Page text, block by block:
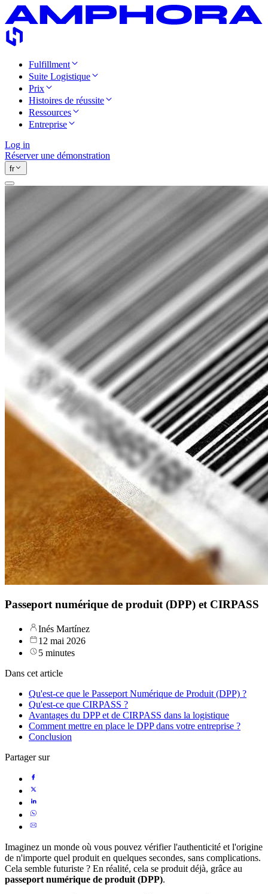
Fulfillment
Suite Logistique
Prix
Histoires de réussite
Ressources
Entreprise
Log in
Réserver une démonstration
fr
Passeport numérique de produit (DPP) et CIRPASS
Inés Martínez
12 mai 2026
5 minutes
Dans cet article
Qu'est-ce que le Passeport Numérique de Produit (DPP) ?
Qu'est-ce que CIRPASS ?
Avantages du DPP et de CIRPASS dans la logistique
Comment mettre en place le DPP dans votre entreprise ?
Conclusion
Partager sur
Imaginez un monde où vous pouvez vérifier l'authenticité et l'origine
de n'importe quel produit en quelques secondes, sans complications.
Cela semble futuriste ? En réalité, cela se produit déjà, grâce au
passeport numérique de produit (DPP).